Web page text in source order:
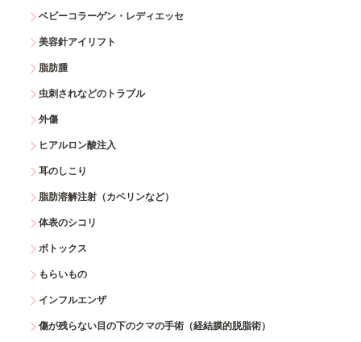
ベビーコラーゲン・レディエッセ
美容針アイリフト
脂肪腫
虫刺されなどのトラブル
外傷
ヒアルロン酸注入
耳のしこり
脂肪溶解注射（カベリンなど）
体表のシコリ
ボトックス
もらいもの
インフルエンザ
傷が残らない目の下のクマの手術（経結膜的脱脂術）